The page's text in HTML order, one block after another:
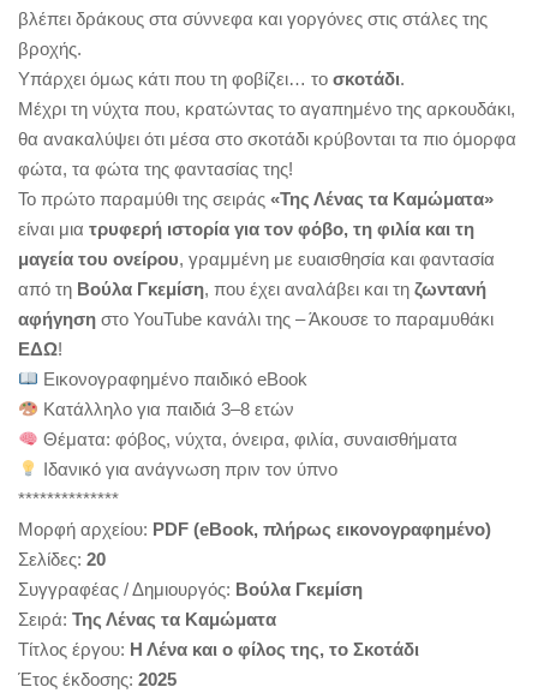
φίλος
της,
Βούλα
Γκεμίση
quantity
βλέπει δράκους στα σύννεφα και γοργόνες στις στάλες της
βροχής.
Υπάρχει όμως κάτι που τη φοβίζει… το σκοτάδι.
Μέχρι τη νύχτα που, κρατώντας το αγαπημένο της αρκουδάκι,
θα ανακαλύψει ότι μέσα στο σκοτάδι κρύβονται τα πιο όμορφα
φώτα, τα φώτα της φαντασίας της!
Το πρώτο παραμύθι της σειράς «Της Λένας τα Καμώματα»
είναι μια τρυφερή ιστορία για τον φόβο, τη φιλία και τη
μαγεία του ονείρου, γραμμένη με ευαισθησία και φαντασία
από τη Βούλα Γκεμίση, που έχει αναλάβει και τη ζωντανή
αφήγηση στο YouTube κανάλι της – Άκουσε το παραμυθάκι
ΕΔΩ!
Εικονογραφημένο παιδικό eBook
Κατάλληλο για παιδιά 3–8 ετών
Θέματα: φόβος, νύχτα, όνειρα, φιλία, συναισθήματα
Ιδανικό για ανάγνωση πριν τον ύπνο
**************
Μορφή αρχείου: PDF (eBook, πλήρως εικονογραφημένο)
Σελίδες: 20
Συγγραφέας / Δημιουργός: Βούλα Γκεμίση
Σειρά: Της Λένας τα Καμώματα
Τίτλος έργου: Η Λένα και ο φίλος της, το Σκοτάδι
Έτος έκδοσης: 2025